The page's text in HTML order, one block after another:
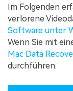
Im Folgenden
verlorene
Software unter
Wenn Sie mit
Mac Data
durchführen.